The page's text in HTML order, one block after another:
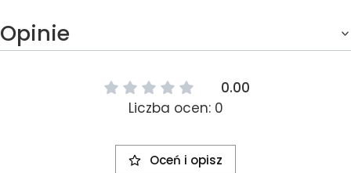
Opinie
0.00
Liczba ocen: 0
Oceń i opisz